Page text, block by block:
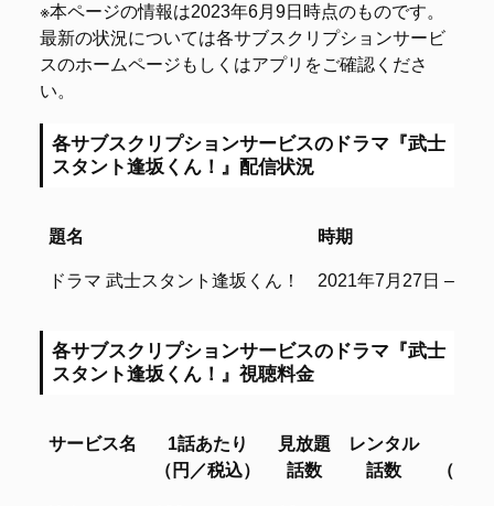
※本ページの情報は2023年6月9日時点のものです。
最新の状況については各サブスクリプションサービ
スのホームページもしくはアプリをご確認くださ
い。
各サブスクリプションサービスのドラマ『武士
スタント逢坂くん！』配信状況
題名
時期
題名
時期
ドラマ 武士スタント逢坂くん！ 2021年7月27日 –
各サブスクリプションサービスのドラマ『武士
スタント逢坂くん！』視聴料金
サービス名
1話あたり
（円／税込）
見放題
話数
レンタル
話数
（円